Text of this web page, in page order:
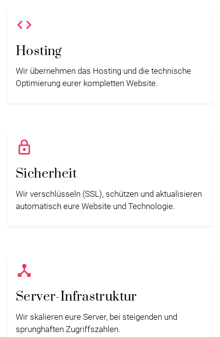
Code
Hosting
Wir übernehmen das Hosting und die technische
Optimierung eurer kompletten Website.
Lock
Sicherheit
Wir verschlüsseln (SSL), schützen und aktualisieren
automatisch eure Website und Technologie.
Device_Hub
Server-Infrastruktur
Wir skalieren eure Server, bei steigenden und
sprunghaften Zugriffszahlen.